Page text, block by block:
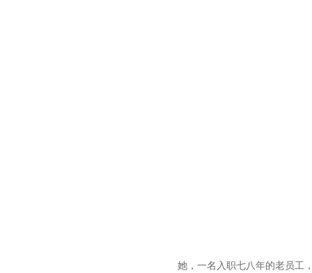
她，一名入职七八年的老员工